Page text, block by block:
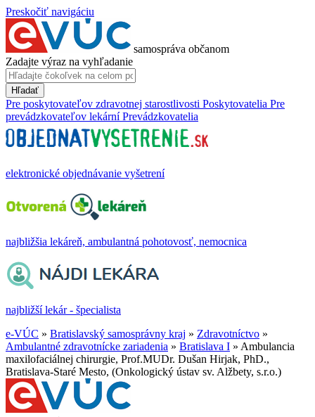
Preskočiť navigáciu
samospráva občanom
Zadajte výraz na vyhľadanie
Hľadať
Pre poskytovateľov zdravotnej starostlivosti Poskytovatelia Pre
prevádzkovateľov lekární Prevádzkovatelia
elektronické objednávanie vyšetrení
najbližšia lekáreň, ambulantná pohotovosť, nemocnica
najbližší lekár - špecialista
e-VÚC » Bratislavský samosprávny kraj » Zdravotníctvo »
Ambulantné zdravotnícke zariadenia » Bratislava I » Ambulancia
maxilofaciálnej chirurgie, Prof.MUDr. Dušan Hirjak, PhD.,
Bratislava-Staré Mesto, (Onkologický ústav sv. Alžbety, s.r.o.)